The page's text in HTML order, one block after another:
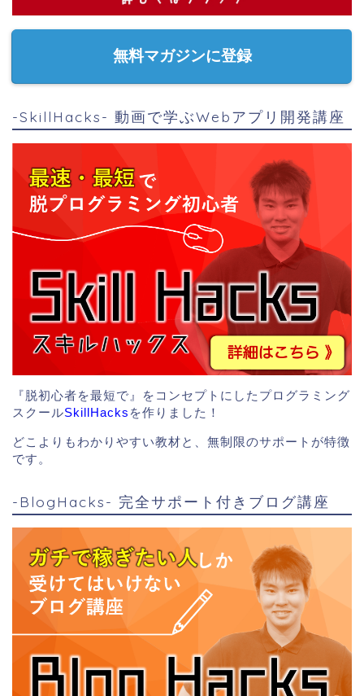
無料マガジンに登録
-SkillHacks- 動画で学ぶWebアプリ開発講座
『脱初心者を最短で』をコンセプトにしたプログラミング
スクールSkillHacks を作りました！
どこよりもわかりやすい教材と、無制限のサポートが特徴
です。
-BlogHacks- 完全サポート付きブログ講座